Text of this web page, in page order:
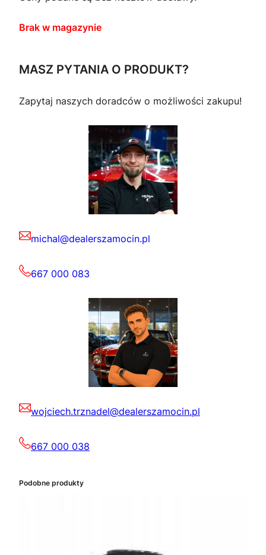
Brak w magazynie
MASZ PYTANIA O PRODUKT?
Zapytaj naszych doradców o możliwości zakupu!
michal@dealerszamocin.pl
667 000 083
wojciech.trznadel@dealerszamocin.pl
667 000 038
Podobne produkty